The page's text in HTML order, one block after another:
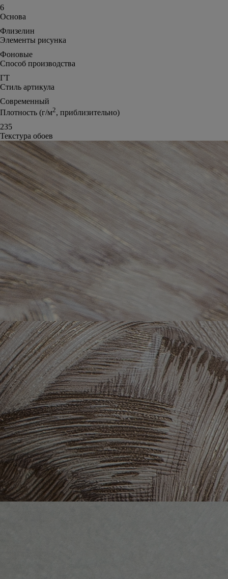
6
Основа
Флизелин
Элементы рисунка
Фоновые
Способ производства
ГТ
Стиль артикула
Современный
Плотность (г/м2, приблизительно)
235
Текстура обоев